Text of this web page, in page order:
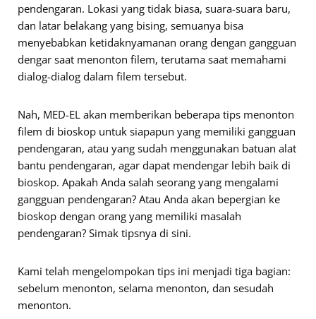
pendengaran. Lokasi yang tidak biasa, suara-suara baru,
dan latar belakang yang bising, semuanya bisa
menyebabkan ketidaknyamanan orang dengan gangguan
dengar saat menonton filem, terutama saat memahami
dialog-dialog dalam filem tersebut.
Nah, MED-EL akan memberikan beberapa tips menonton
filem di bioskop untuk siapapun yang memiliki gangguan
pendengaran, atau yang sudah menggunakan batuan alat
bantu pendengaran, agar dapat mendengar lebih baik di
bioskop. Apakah Anda salah seorang yang mengalami
gangguan pendengaran? Atau Anda akan bepergian ke
bioskop dengan orang yang memiliki masalah
pendengaran? Simak tipsnya di sini.
Kami telah mengelompokan tips ini menjadi tiga bagian:
sebelum menonton, selama menonton, dan sesudah
menonton.